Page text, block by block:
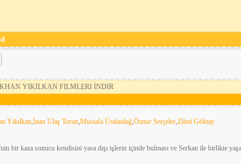
YIKILKAN FILMLERI İNDIR
Yıkılkan,İnan Ulaş Torun,Mustafa Üstündağ,Öznur Serçeler,Zihni Göktay
bir kaza sonucu kendisini yasa dışı işlerin içinde bulması ve Serkan ile birlikte